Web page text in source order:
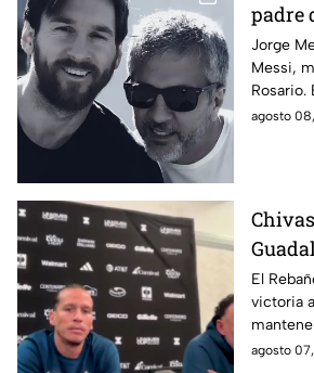
padre
a los
sabe
Jorge
Messi,
ocurrió
agosto
seguir
El
victoria
avanzar;
agosto